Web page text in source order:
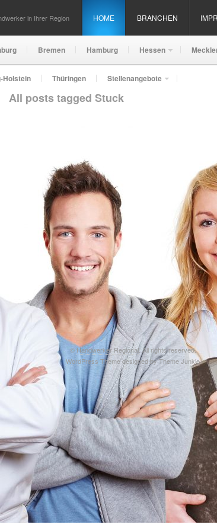
in Ihrer Region HOME BRANCHEN
Bremen Hamburg Hessen
Holstein Thüringen Stellenangebote
All posts tagged Stuck
©Handwerker Regional. All rights reserved.
WordPress Themedesigned byTheme Junkie